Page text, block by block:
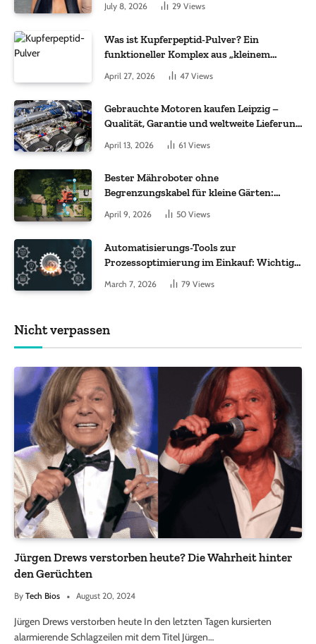
July 8, 2026 29 Views
Was ist Kupferpeptid-Pulver? Ein
funktioneller Komplex aus „kleinem
Molekül + Metall“
April 27, 2026 47 Views
Gebrauchte Motoren kaufen Leipzig –
Qualität, Garantie und weltweite Lieferung
April 13, 2026 61 Views
Bester Mähroboter ohne
Begrenzungskabel für kleine Gärten:
Worauf es bei 200 bis 500 m² wirklich
ankommt
April 9, 2026 50 Views
Automatisierungs-Tools zur
Prozessoptimierung im Einkauf: Wichtige
Funktionen, auf die Sie achten sollten
March 7, 2026 79 Views
Nicht verpassen
Jürgen Drews verstorben heute? Die Wahrheit hinter
den Gerüchten
By Tech Bios August 20, 2024
Jürgen Drews verstorben heute In den letzten Tagen kursierten
alarmierende Schlagzeilen mit dem Titel Jürgen…